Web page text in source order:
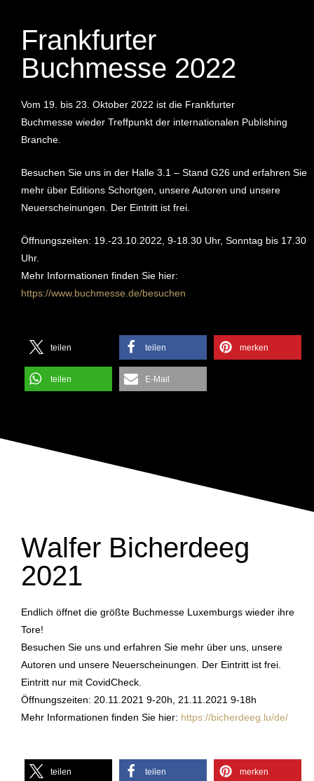
Frankfurter
Buchmesse 2022
Vom 19. bis 23. Oktober 2022 ist die Frankfurter
Buchmesse wieder Treffpunkt der internationalen Publishing
Branche.
Besuchen Sie uns in der Halle 3.1 – Stand G26 und erfahren Sie
mehr über Editions Schortgen, unsere Autoren und unsere
Neuerscheinungen. Der Eintritt ist frei.
Öffnungszeiten: 19.-23.10.2022, 9-18.30 Uhr, Sonntag bis 17.30
Uhr.
Mehr Informationen finden Sie hier:
https://www.buchmesse.de/besuchen
teilen teilen merken
teilen E-Mail
Walfer Bicherdeeg
2021
Endlich öffnet die größte Buchmesse Luxemburgs wieder ihre
Tore!
Besuchen Sie uns und erfahren Sie mehr über uns, unsere
Autoren und unsere Neuerscheinungen. Der Eintritt ist frei.
Eintritt nur mit CovidCheck.
Öffnungszeiten: 20.11.2021 9-20h, 21.11.2021 9-18h
Mehr Informationen finden Sie hier: https://bicherdeeg.lu/de/
teilen teilen merken